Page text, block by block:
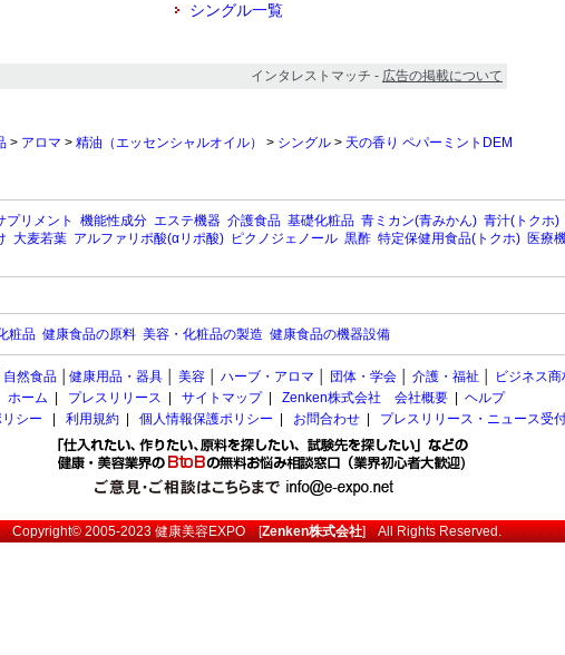
シングル一覧
インタレストマッチ - 広告の掲載について
> アロマ > 精油（エッセンシャルオイル） > シングル > 天の香り ペパーミントDEM
プリメント 機能性成分 エステ機器 介護食品 基礎化粧品 青ミカン(青みかん) 青汁(トクホ)
大麦若葉 アルファリポ酸(αリポ酸) ピクノジェノール 黒酢 特定保健用食品(トクホ) 医療
粧品 健康食品の原料 美容・化粧品の製造 健康食品の機器設備
自然食品 健康用品・器具 美容 ハーブ・アロマ 団体・学会 介護・福祉
ビジネス商
ホーム
プレスリリース サイトマップ| Zenken株式会社 会社概要
ヘルプ
シー
利用規約 個人情報保護ポリシー お問合わせ プレスリリース・ニュース受
Copyright© 2005-2023健康美容EXPO[Zenken株式会社] All Rights Reserved.